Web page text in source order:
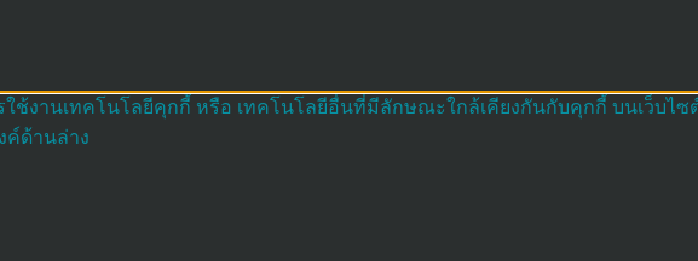
รใช้งานเทคโนโลยีคุกกี้ หรือ เทคโนโลยีอื่นที่มีลักษณะใกล้เคียงกันกับคุกกี้ บนเว็บไ
ค์ด้านล่าง